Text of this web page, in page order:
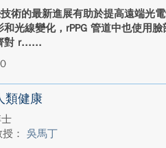
術的最新進展有助於提高遠端光
光線變化，rPPG 管道中也使用
對 r...
類健康
： 吳馬丁